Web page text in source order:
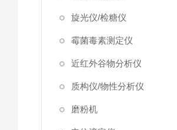
旋光仪/检糖仪
霉菌毒素测定仪
近红外谷物分析仪
质构仪/物性分析仪
磨粉机